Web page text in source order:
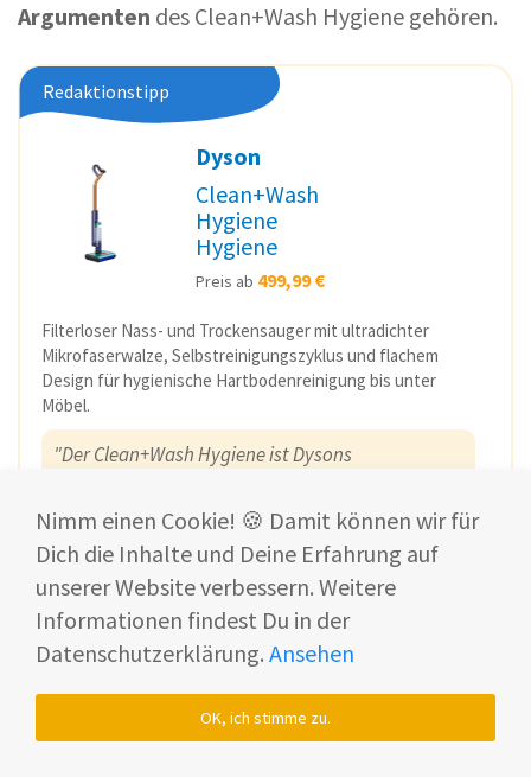
Argumenten des Clean+Wash Hygiene gehören.
Redaktionstipp
Dyson
Clean+Wash
Hygiene
Hygiene
Preis ab 499,99 €
Filterloser Nass- und Trockensauger mit ultradichter
Mikrofaserwalze, Selbstreinigungszyklus und flachem
Design für hygienische Hartbodenreinigung bis unter
Möbel.
"Der Clean+Wash Hygiene ist Dysons
Filter, ohne Gestank, ohne Kompromisse bei der
Hygiene."
Bei Dyson ansehen*
Zum Erfahrungsbericht
Nimm einen Cookie! 🍪 Damit können wir für
Dich die Inhalte und Deine Erfahrung auf
unserer Website verbessern. Weitere
Informationen findest Du in der
Datenschutzerklärung. Ansehen
OK, ich stimme zu.